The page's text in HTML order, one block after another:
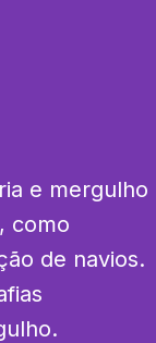
e mergulho
como
de navios.